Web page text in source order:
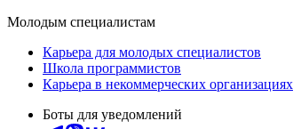
Молодым специалистам
Карьера для молодых специалистов
Школа программистов
Карьера в некоммерческих организациях
Боты для уведомлений